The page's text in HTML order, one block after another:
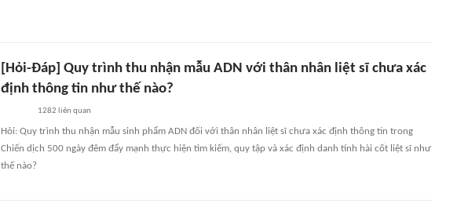
[Hỏi-Đáp] Quy trình thu nhận mẫu ADN với thân nhân liệt sĩ chưa xác
định thông tin như thế nào?
1282 liên quan
Hỏi: Quy trình thu nhận mẫu sinh phẩm ADN đối với thân nhân liệt sĩ chưa xác định thông tin trong
Chiến dịch 500 ngày đêm đẩy mạnh thực hiện tìm kiếm, quy tập và xác định danh tính hài cốt liệt sĩ như
thế nào?